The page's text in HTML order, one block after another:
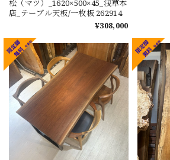
松（マツ）_1620×500×45_浅草本
店_テーブル天板/一枚板 262914
¥308,000